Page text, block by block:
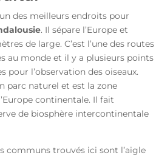
des meilleurs endroits pour
. Il sépare l’Europe et
de large. C’est l’une des routes
au monde et il y a plusieurs points
pour l’observation des oiseaux.
parc naturel et est la zone
continentale. Il fait
de biosphère intercontinentale
communs trouvés ici sont l’aigle